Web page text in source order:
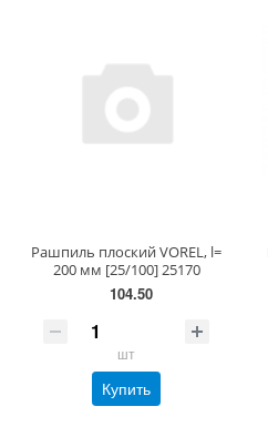
Рашпиль плоский VOREL, l=
200 мм [25/100] 25170
104.50
шт
Купить